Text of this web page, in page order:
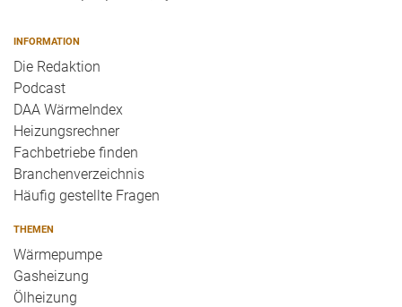
INFORMATION
Die Redaktion
Podcast
DAA WärmeIndex
Heizungsrechner
Fachbetriebe finden
Branchenverzeichnis
Häufig gestellte Fragen
THEMEN
Wärmepumpe
Gasheizung
Ölheizung